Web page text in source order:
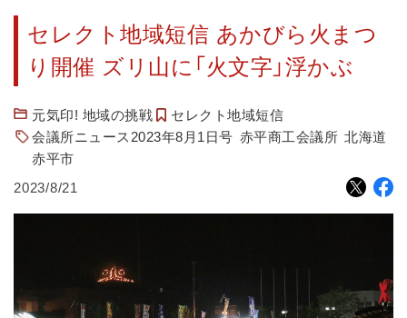
セレクト地域短信 あかびら火まつ
り開催 ズリ山に「火文字」浮かぶ
元気印! 地域の挑戦
セレクト地域短信
会議所ニュース2023年8月1日号 赤平商工会議所 北海道
赤平市
2023/8/21